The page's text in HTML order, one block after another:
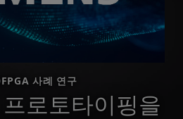
사례 연구
로토타이핑을